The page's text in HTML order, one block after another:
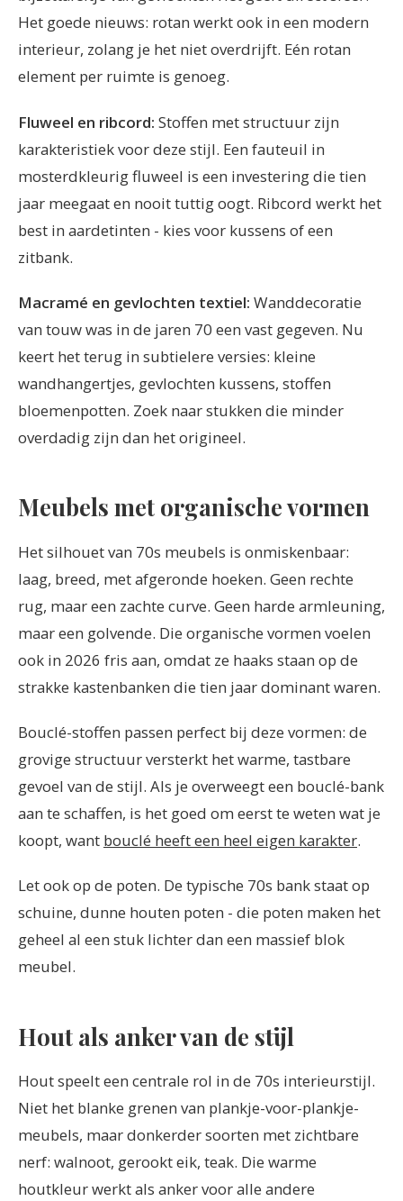
Het goede nieuws: rotan werkt ook in een modern
interieur, zolang je het niet overdrijft. Eén rotan
element per ruimte is genoeg.
Fluweel en ribcord: Stoffen met structuur zijn
karakteristiek voor deze stijl. Een fauteuil in
mosterdkleurig fluweel is een investering die tien
jaar meegaat en nooit tuttig oogt. Ribcord werkt het
best in aardetinten - kies voor kussens of een
zitbank.
Macramé en gevlochten textiel: Wanddecoratie
van touw was in de jaren 70 een vast gegeven. Nu
keert het terug in subtielere versies: kleine
wandhangertjes, gevlochten kussens, stoffen
bloemenpotten. Zoek naar stukken die minder
overdadig zijn dan het origineel.
Meubels met organische vormen
Het silhouet van 70s meubels is onmiskenbaar:
laag, breed, met afgeronde hoeken. Geen rechte
rug, maar een zachte curve. Geen harde armleuning,
maar een golvende. Die organische vormen voelen
ook in 2026 fris aan, omdat ze haaks staan op de
strakke kastenbanken die tien jaar dominant waren.
Bouclé-stoffen passen perfect bij deze vormen: de
grovige structuur versterkt het warme, tastbare
gevoel van de stijl. Als je overweegt een bouclé-bank
aan te schaffen, is het goed om eerst te weten wat je
koopt, want bouclé heeft een heel eigen karakter.
Let ook op de poten. De typische 70s bank staat op
schuine, dunne houten poten - die poten maken het
geheel al een stuk lichter dan een massief blok
meubel.
Hout als anker van de stijl
Hout speelt een centrale rol in de 70s interieurstijl.
Niet het blanke grenen van plankje-voor-plankje-
meubels, maar donkerder soorten met zichtbare
nerf: walnoot, gerookt eik, teak. Die warme
houtkleur werkt als anker voor alle andere